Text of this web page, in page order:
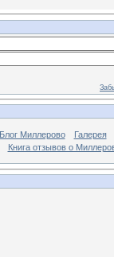
Блог Миллерово
Галерея
Книга отзывов о